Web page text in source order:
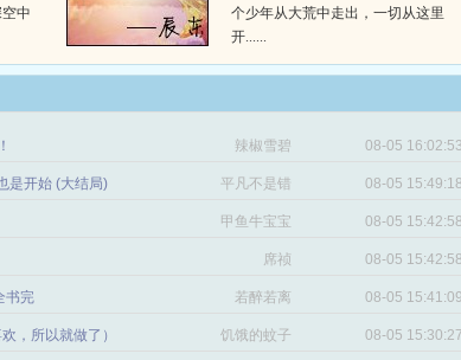
中
个少年从大荒中走出，一切从这里
开......
辣椒雪碧 08-05 16:02:53
是开始 (大结局) 平凡不是错 08-05 15:49:18
甲鱼牛宝宝 08-05 15:42:58
席祯 08-05 15:42:58
书完 若醉若离 08-05 15:41:09
，所以就做了） 饥饿的蚊子 08-05 15:30:27